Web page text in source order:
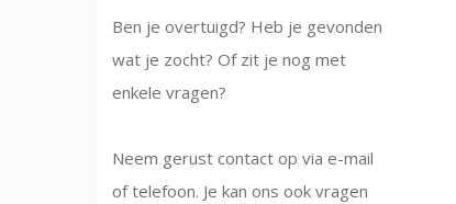
Ben je overtuigd? Heb je gevonden
wat je zocht? Of zit je nog met
enkele vragen?
Neem gerust contact op via e-mail
of telefoon. Je kan ons ook vragen